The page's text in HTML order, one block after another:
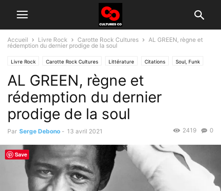
Accueil Livre Rock Carotte Rock Cultures
AL GREEN, règne et
rédemption du dernier prodige de la soul
Livre Rock Carotte Rock Cultures Littérature Citations Soul, Funk
AL GREEN, règne et
rédemption du dernier
prodige de la soul
Par Serge Debono - 13 avril 2021 0
2419
Save